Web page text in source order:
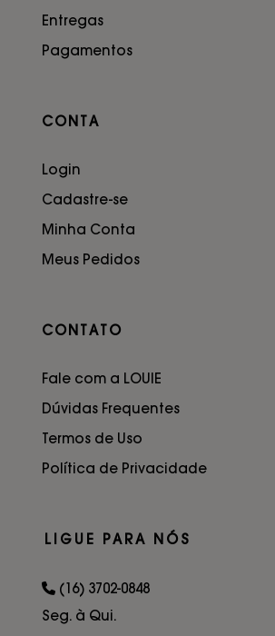
Entregas
Pagamentos
CONTA
Login
Cadastre-se
Minha Conta
Meus Pedidos
CONTATO
Fale com a LOUIE
Dúvidas Frequentes
Termos de Uso
Política de Privacidade
LIGUE PARA NÓS
(16) 3702-0848
Seg. à Qui.